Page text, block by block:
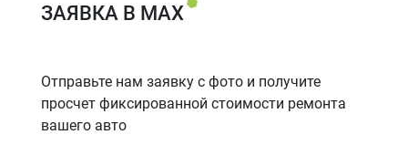
ЗАЯВКА В MAX
Отправьте нам заявку с фото и получите
просчет фиксированной стоимости ремонта
вашего авто